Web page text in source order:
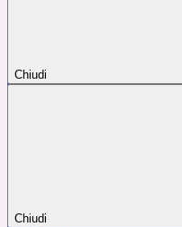
Chiudi
Chiudi